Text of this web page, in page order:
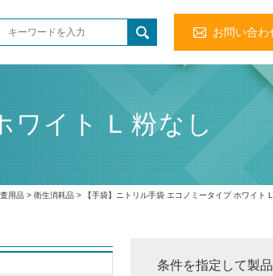
お問い合わ
ワイト L 粉なし
用品 > 衛生消耗品 > 【手袋】ニトリル手袋 エコノミータイプ ホワイト L
条件を指定して製